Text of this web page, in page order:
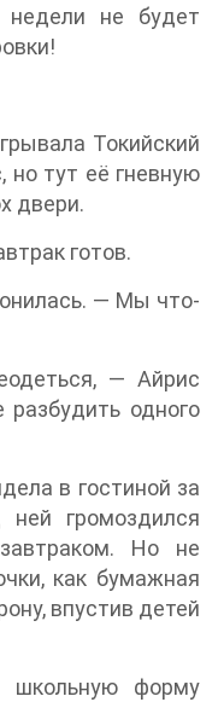
не будет
Токийский
но тут её гневную
двери.
готов.
— Мы что-
— Айрис
одного
в гостиной за
громоздился
Но не
как бумажная
впустив детей
форму